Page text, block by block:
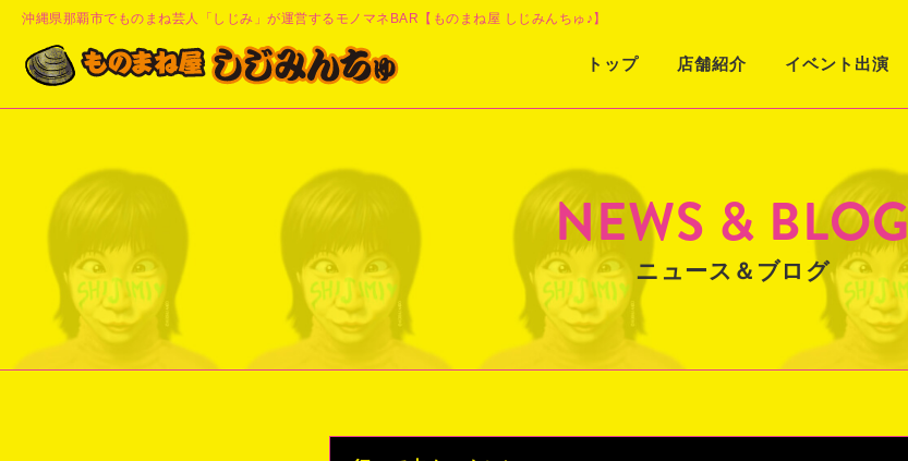
沖縄県那覇市でものまね芸人「しじみ」が運営するモノマネBAR【ものまね屋 しじみんちゅ♪】
Skip
トップ 店舗紹介 イベント出演
NEWS & BLOG
ニュース＆ブログ